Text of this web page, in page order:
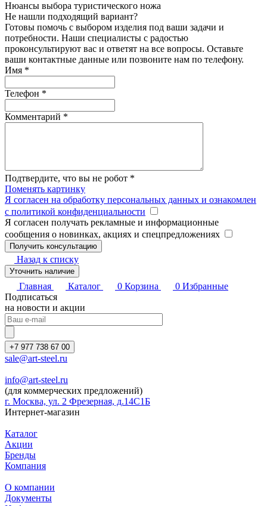
Нюансы выбора туристического ножа
Не нашли подходящий вариант?
Готовы помочь с выбором изделия под ваши задачи и
потребности. Наши специалисты с радостью
проконсультируют вас и ответят на все вопросы. Оставьте
ваши контактные данные или позвоните нам по телефону.
Имя *
Телефон *
Комментарий *
Подтвердите, что вы не робот *
Поменять картинку
Я согласен на обработку персональных данных и ознакомлен
с политикой конфиденциальности
Я согласен получать рекламные и информационные
сообщения о новинках, акциях и спецпредложениях
Назад к списку
Уточнить наличие
Главная Каталог 0 Корзина 0 Избранные
Подписаться
на новости и акции
+7 977 738 67 00
sale@art-steel.ru
info@art-steel.ru
(для коммерческих предложений)
г. Москва, ул. 2 Фрезерная, д.14С1Б
Интернет-магазин
Каталог
Акции
Бренды
Компания
О компании
Документы